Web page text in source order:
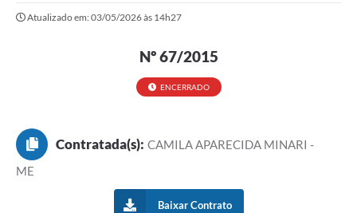
Atualizado em: 03/05/2026 às 14h27
Nº 67/2015
ENCERRADO
Contratada(s): CAMILA APARECIDA MINARI -
ME
Baixar Contrato